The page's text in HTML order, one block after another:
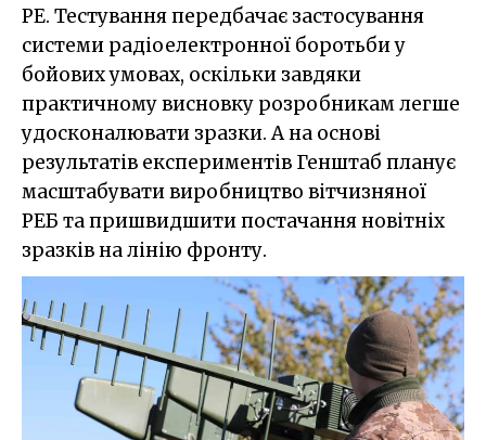
РЕ. Тестування передбачає застосування
системи радіоелектронної боротьби у
бойових умовах, оскільки завдяки
практичному висновку розробникам легше
удосконалювати зразки. А на основі
результатів експериментів Генштаб планує
масштабувати виробництво вітчизняної
РЕБ та пришвидшити постачання новітніх
зразків на лінію фронту.